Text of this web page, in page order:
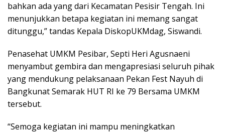
bahkan ada yang dari Kecamatan Pesisir Tengah. Ini
menunjukkan betapa kegiatan ini memang sangat
ditunggu,” tandas Kepala DiskopUKMdag, Siswandi.
Penasehat UMKM Pesibar, Septi Heri Agusnaeni
menyambut gembira dan mengapresiasi seluruh pihak
yang mendukung pelaksanaan Pekan Fest Nayuh di
Bangkunat Semarak HUT RI ke 79 Bersama UMKM
tersebut.
“Semoga kegiatan ini mampu meningkatkan